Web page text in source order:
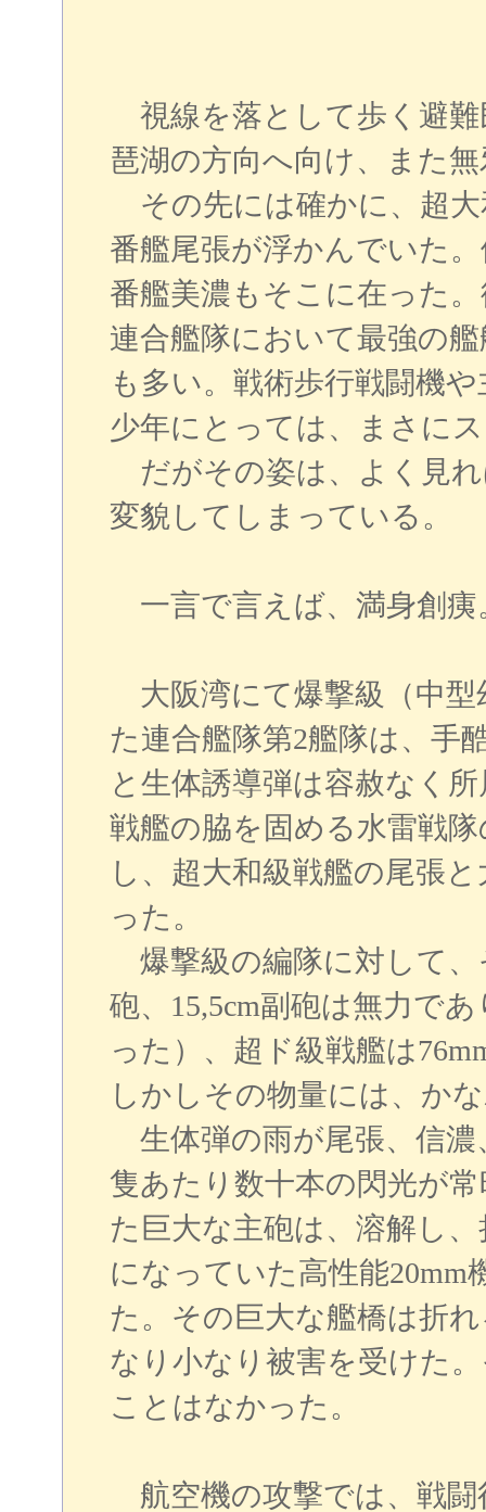
視線を落として歩く避難
琶湖の方向へ向け、また
その先には確かに、超大
番艦尾張が浮かんでいた
番艦美濃もそこに在った
連合艦隊において最強の
も多い。戦術歩行戦闘機
少年にとっては、まさに
だがその姿は、よく見れ
変貌してしまっている。
一言で言えば、満身創痍
大阪湾にて爆撃級（中型
た連合艦隊第2艦隊は、手
と生体誘導弾は容赦なく
戦艦の脇を固める水雷戦
し、超大和級戦艦の尾張
った。
爆撃級の編隊に対して、
砲、15,5cm副砲は無力で
った）、超ド級戦艦は
しかしその物量には、か
生体弾の雨が尾張、信濃
隻あたり数十本の閃光が
た巨大な主砲は、溶解し
になっていた高性能20mm
た。その巨大な艦橋は折
なり小なり被害を受けた
ことはなかった。
航空機の攻撃では、戦闘